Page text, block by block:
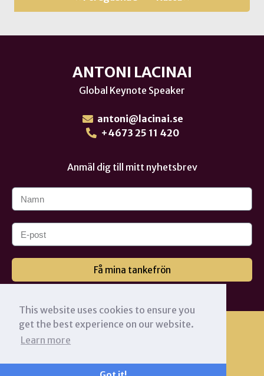
This website uses cookies to ensure you
get the best experience on our website.
Learn more
ANTONI LACINAI
Global Keynote Speaker
antoni@lacinai.se
+4673 25 11 420
Anmäl dig till mitt nyhetsbrev
Få mina tankefrön